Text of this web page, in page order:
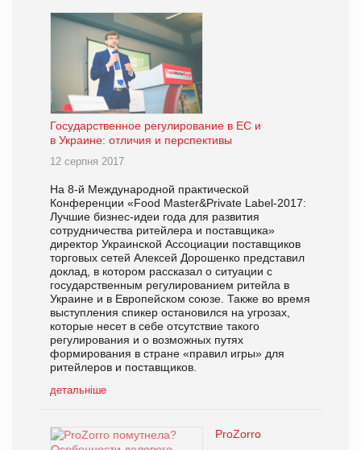
Государственное регулирование в ЕС и
в Украине: отличия и перспективы
12 серпня 2017
На 8-й Международной практической
Конференции «Food Master&Private Label-2017:
Лучшие бизнес-идеи года для развития
сотрудничества ритейлера и поставщика»
директор Украинской Ассоциации поставщиков
торговых сетей Алексей Дорошенко представил
доклад, в котором рассказал о ситуации с
государственным регулированием ритейла в
Украине и в Европейском союзе. Также во время
выступления спикер остановился на угрозах,
которые несет в себе отсутствие такого
регулирования и о возможных путях
формирования в стране «правил игры» для
ритейлеров и поставщиков.
детальніше
ProZorro